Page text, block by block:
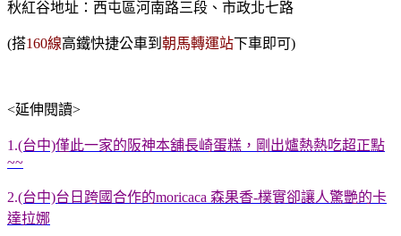
秋紅谷地址：西屯區河南路三段、市政北七路
(搭160線高鐵快捷公車到 朝馬轉運站下車即可)
<延伸閱讀>
1.(台中)僅此一家的阪神本舖長崎蛋糕，剛出爐熱熱吃超正點
~~
2.(台中)台日跨國合作的moricaca 森果香-樸實卻讓人驚艷的卡
達拉娜